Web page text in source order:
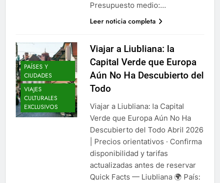
Presupuesto medio:…
Leer noticia completa
PAÍSES Y
CIUDADES
VIAJES
CULTURALES
EXCLUSIVOS
Viajar a Liubliana: la
Capital Verde que Europa
Aún No Ha Descubierto del
Todo
Viajar a Liubliana: la Capital
Verde que Europa Aún No Ha
Descubierto del Todo Abril 2026
| Precios orientativos · Confirma
disponibilidad y tarifas
actualizadas antes de reservar
Quick Facts — Liubliana 🌍 País: